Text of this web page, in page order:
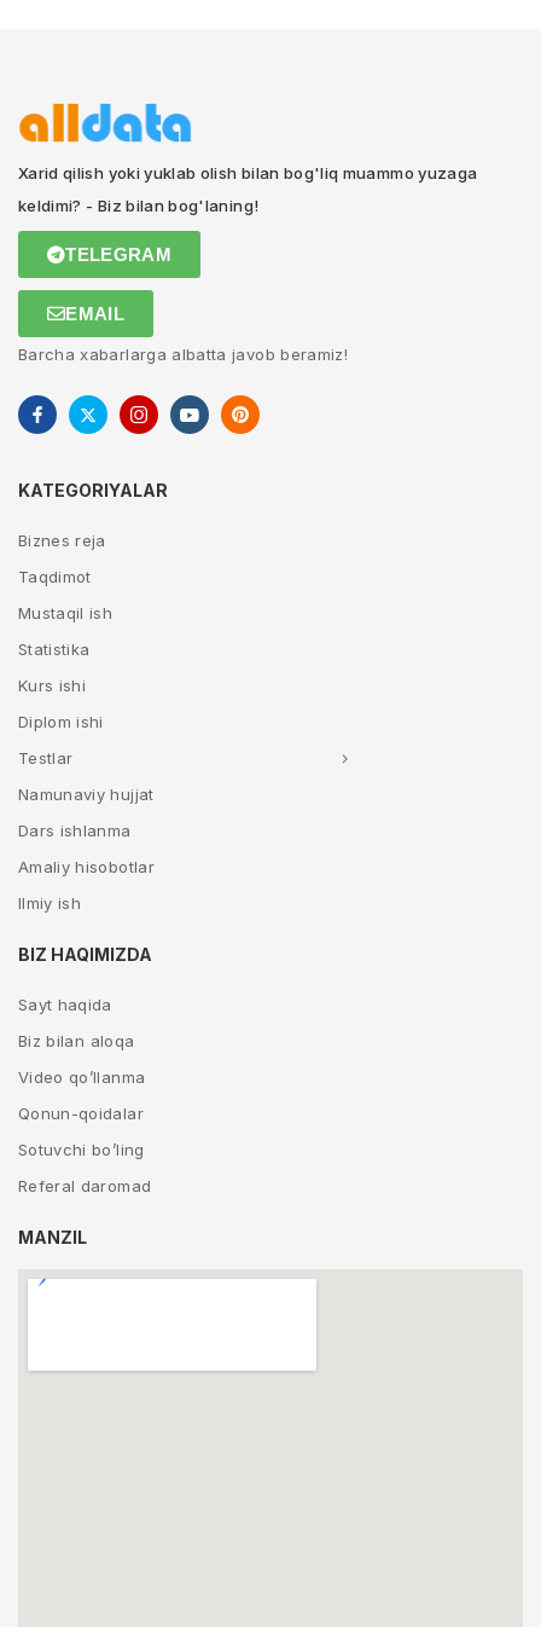
Xarid qilish yoki yuklab olish bilan bog'liq muammo yuzaga
keldimi? - Biz bilan bog'laning!
TELEGRAM
EMAIL
Barcha xabarlarga albatta javob beramiz!
KATEGORIYALAR
Biznes reja
Taqdimot
Mustaqil ish
Statistika
Kurs ishi
Diplom ishi
Testlar
Namunaviy hujjat
Dars ishlanma
Amaliy hisobotlar
Ilmiy ish
BIZ HAQIMIZDA
Sayt haqida
Biz bilan aloqa
Video qo’llanma
Qonun-qoidalar
Sotuvchi bo’ling
Referal daromad
MANZIL